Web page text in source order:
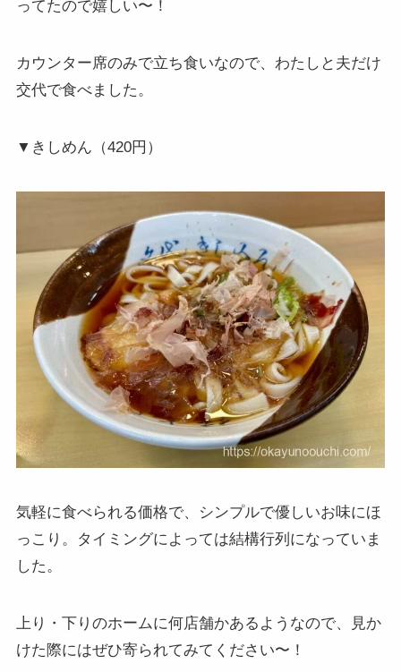
ってたので嬉しい〜！
カウンター席のみで立ち食いなので、わたしと夫だけ
交代で食べました。
▼きしめん（420円）
気軽に食べられる価格で、シンプルで優しいお味にほ
っこり。タイミングによっては結構行列になっていま
した。
上り・下りのホームに何店舗かあるようなので、見か
けた際にはぜひ寄られてみてください〜！